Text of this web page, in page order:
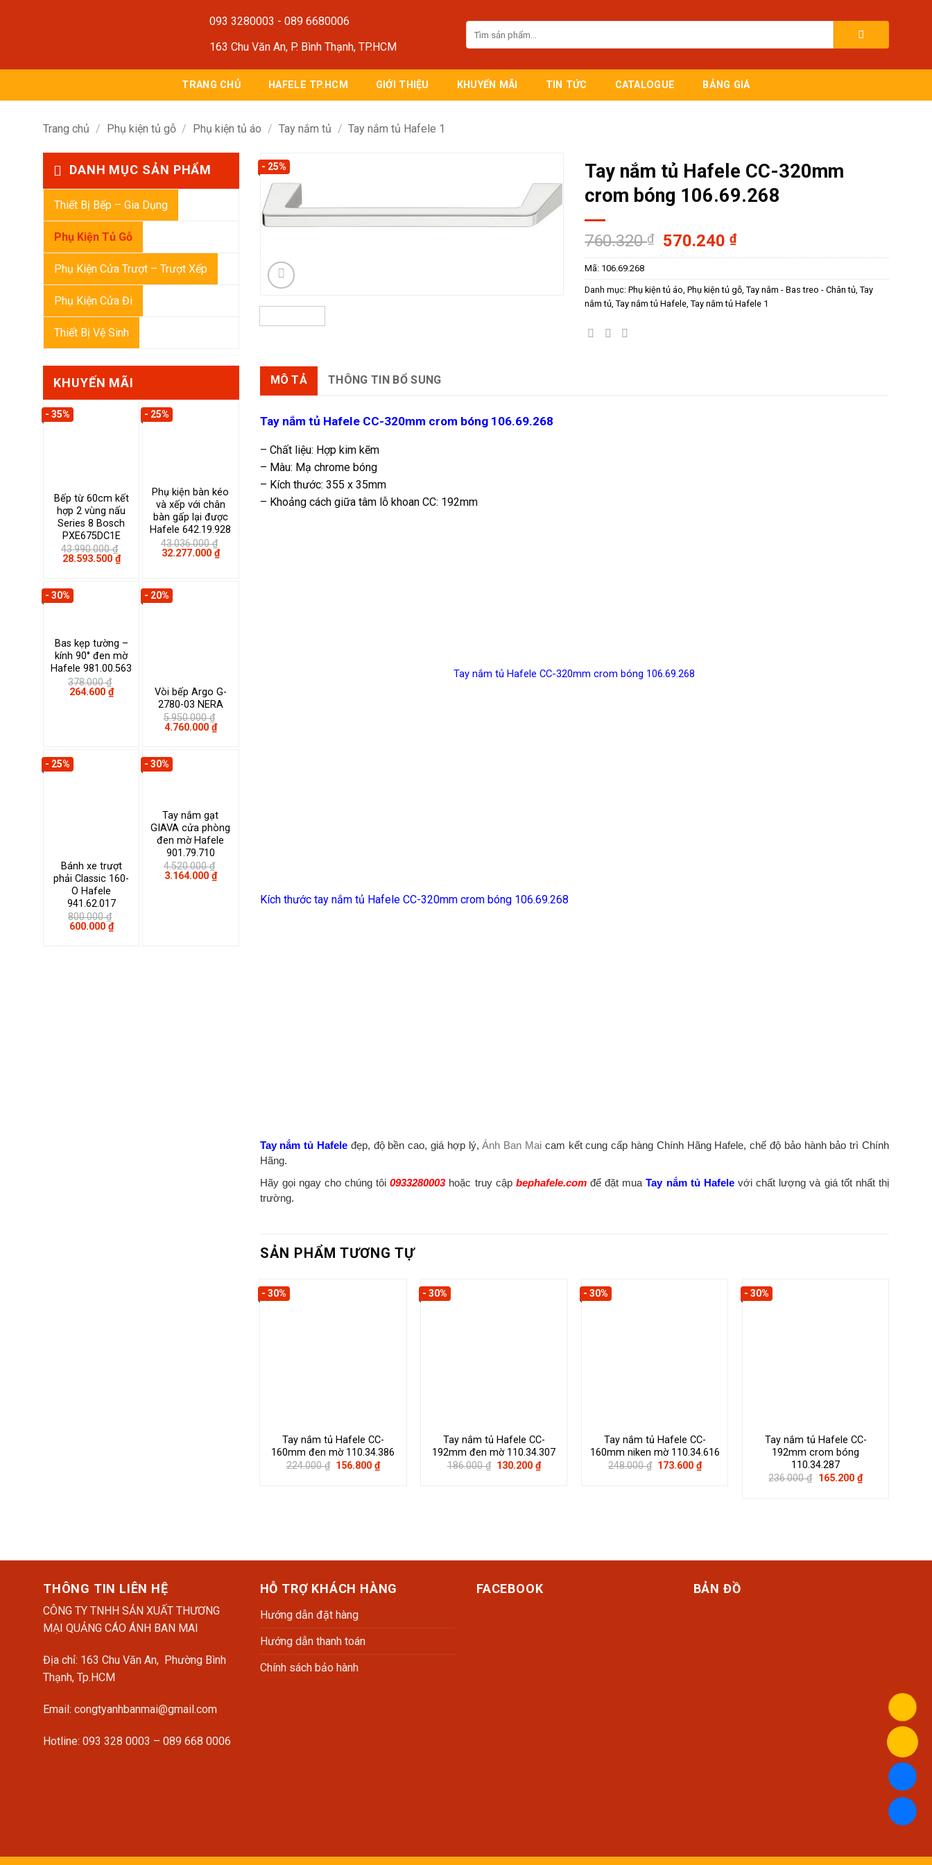
093 3280003 - 089 6680006
163 Chu Văn An, P. Bình Thạnh, TP.HCM
kiếm:
TRANG CHỦ HAFELE TP.HCM GIỚI THIỆU KHUYẾN MÃI TIN TỨC CATALOGUE BẢNG GIÁ
Trang chủ / Phụ kiện tủ gỗ / Phụ kiện tủ áo / Tay nắm tủ / Tay nắm tủ Hafele 1
DANH MỤC SẢN PHẨM
Thiết Bị Bếp – Gia Dụng
Phụ Kiện Tủ Gỗ
Phụ Kiện Cửa Trượt – Trượt Xếp
Phụ Kiện Cửa Đi
Thiết Bị Vệ Sinh
KHUYẾN MÃI
- 35%
Bếp từ 60cm kết
hợp 2 vùng nấu
Series 8 Bosch
PXE675DC1E
43.990.000₫
Giá
43.990.000 ₫.
28.593.500 ₫Giá
hiện
28.593.500 ₫.
- 25%
Phụ kiện bàn kéo
và xếp với chân
bàn gấp lại được
Hafele 642.19.928
43.036.000₫
Giá
32.277.000 ₫Giá
hiện
- 30%
Bas kẹp tường –
kính 90° đen mờ
Hafele 981.00.563
378.000₫
Giá
264.600 ₫Giá
hiện
- 20%
Vòi bếp Argo G-
2780-03 NERA
5.950.000₫
Giá
5.950.000 ₫.
4.760.000 ₫Giá
hiện
- 25%
Bánh xe trượt
phải Classic 160-
O Hafele
941.62.017
800.000₫
Giá
600.000 ₫Giá
hiện
- 30%
Tay nắm gạt
GIAVA cửa phòng
đen mờ Hafele
901.79.710
4.520.000₫
Giá
3.164.000 ₫Giá
hiện
- 25%
Tay nắm tủ Hafele CC-320mm
crom bóng 106.69.268
760.320₫
Giá
gốc
760.320 ₫.
570.240₫Giá
hiện
là:
570.240 ₫.
Mã: 106.69.268
Danh mục:Phụ kiện tủ áo,Phụ kiện tủ gỗ,Tay nắm - Bas treo - Chân tủ,Tay
nắm tủ,Tay nắm tủ Hafele,Tay nắm tủ Hafele 1
MÔ TẢ THÔNG TIN BỔ SUNG
Tay nắm tủ Hafele CC-320mm crom bóng 106.69.268
– Chất liệu: Hợp kim kẽm
– Màu: Mạ chrome bóng
– Kích thước: 355 x 35mm
– Khoảng cách giữa tâm lỗ khoan CC: 192mm
Tay nắm tủ Hafele CC-320mm crom bóng 106.69.268
Kích thước tay nắm tủ Hafele CC-320mm crom bóng 106.69.268
Tay nắm tủ Hafele đẹp, độ bền cao, giá hợp lý, Ánh Ban Mai cam kết cung cấp hàng Chính Hãng Hafele, chế độ bảo hành bảo trì Chính
Hãng.
Hãy gọi ngay cho chúng tôi 0933280003 hoặc truy cập bephafele.com để đặt mua Tay nắm tủ Hafele với chất lượng và giá tốt nhất thị
trường.
SẢN PHẨM TƯƠNG TỰ
- 30%
Tay nắm tủ Hafele CC-
160mm đen mờ 110.34.386
224.000₫ Giá
156.800₫Giá
- 30%
Tay nắm tủ Hafele CC-
192mm đen mờ 110.34.307
186.000₫ Giá
130.200 ₫Giá
- 30%
Tay nắm tủ Hafele CC-
160mm niken mờ 110.34.616
248.000₫ Giá
173.600 ₫Giá
- 30%
Tay nắm tủ Hafele CC-
192mm crom bóng
110.34.287
236.000₫ Giá
165.200 ₫Giá
THÔNG TIN LIÊN HỆ
CÔNG TY TNHH SẢN XUẤT THƯƠNG
MẠI QUẢNG CÁO ÁNH BAN MAI
Địa chỉ: 163 Chu Văn An, Phường Bình
Thạnh, Tp.HCM
Email: congtyanhbanmai@gmail.com
Hotline: 093 328 0003 – 089 668 0006
HỖ TRỢ KHÁCH HÀNG
Hướng dẫn đặt hàng
Hướng dẫn thanh toán
Chính sách bảo hành
FACEBOOK BẢN ĐỒ